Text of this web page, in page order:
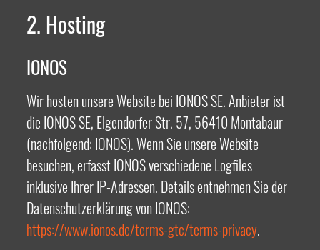
2. Hosting
IONOS
Wir hosten unsere Website bei IONOS SE. Anbieter ist
die IONOS SE, Elgendorfer Str. 57, 56410 Montabaur
(nachfolgend: IONOS). Wenn Sie unsere Website
besuchen, erfasst IONOS verschiedene Logfiles
inklusive Ihrer IP-Adressen. Details entnehmen Sie der
Datenschutzerklärung von IONOS:
https://www.ionos.de/terms-gtc/terms-privacy.